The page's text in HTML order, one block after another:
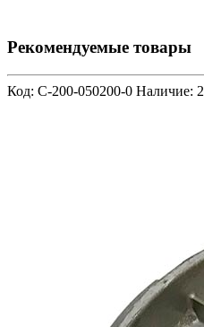
Рекомендуемые товары
Код: C-200-050200-0 Наличие: 2